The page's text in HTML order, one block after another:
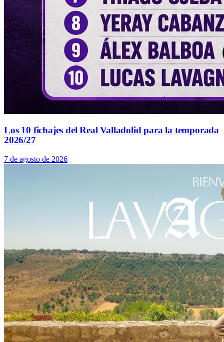
Los 10 fichajes del Real Valladolid para la temporada
2026/27
7 de agosto de 2026